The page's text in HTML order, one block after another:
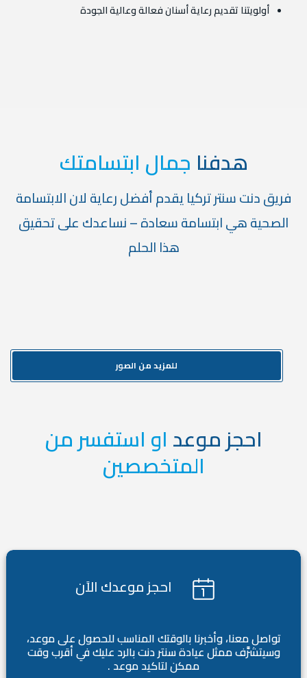
أولويتنا تقديم رعاية أسنان فعالة وعالية الجودة
هدفنا جمال ابتسامتك
فريق دنت سنتر تركيا يقدم أفضل رعاية لان الابتسامة
الصحية هي ابتسامة سعادة – نساعدك على تحقيق
هذا الحلم
للمزيد من الصور
احجز موعداو استفسر من
المتخصصين
احجز موعدك الاًن
تواصل معنا، وأخبرنا بالوقتك المناسب للحصول على موعد،
وسيتشرَّف ممثل عيادة سنتر دنت بالرد عليك في أقرب وقت
ممكن لتاكيد موعد .